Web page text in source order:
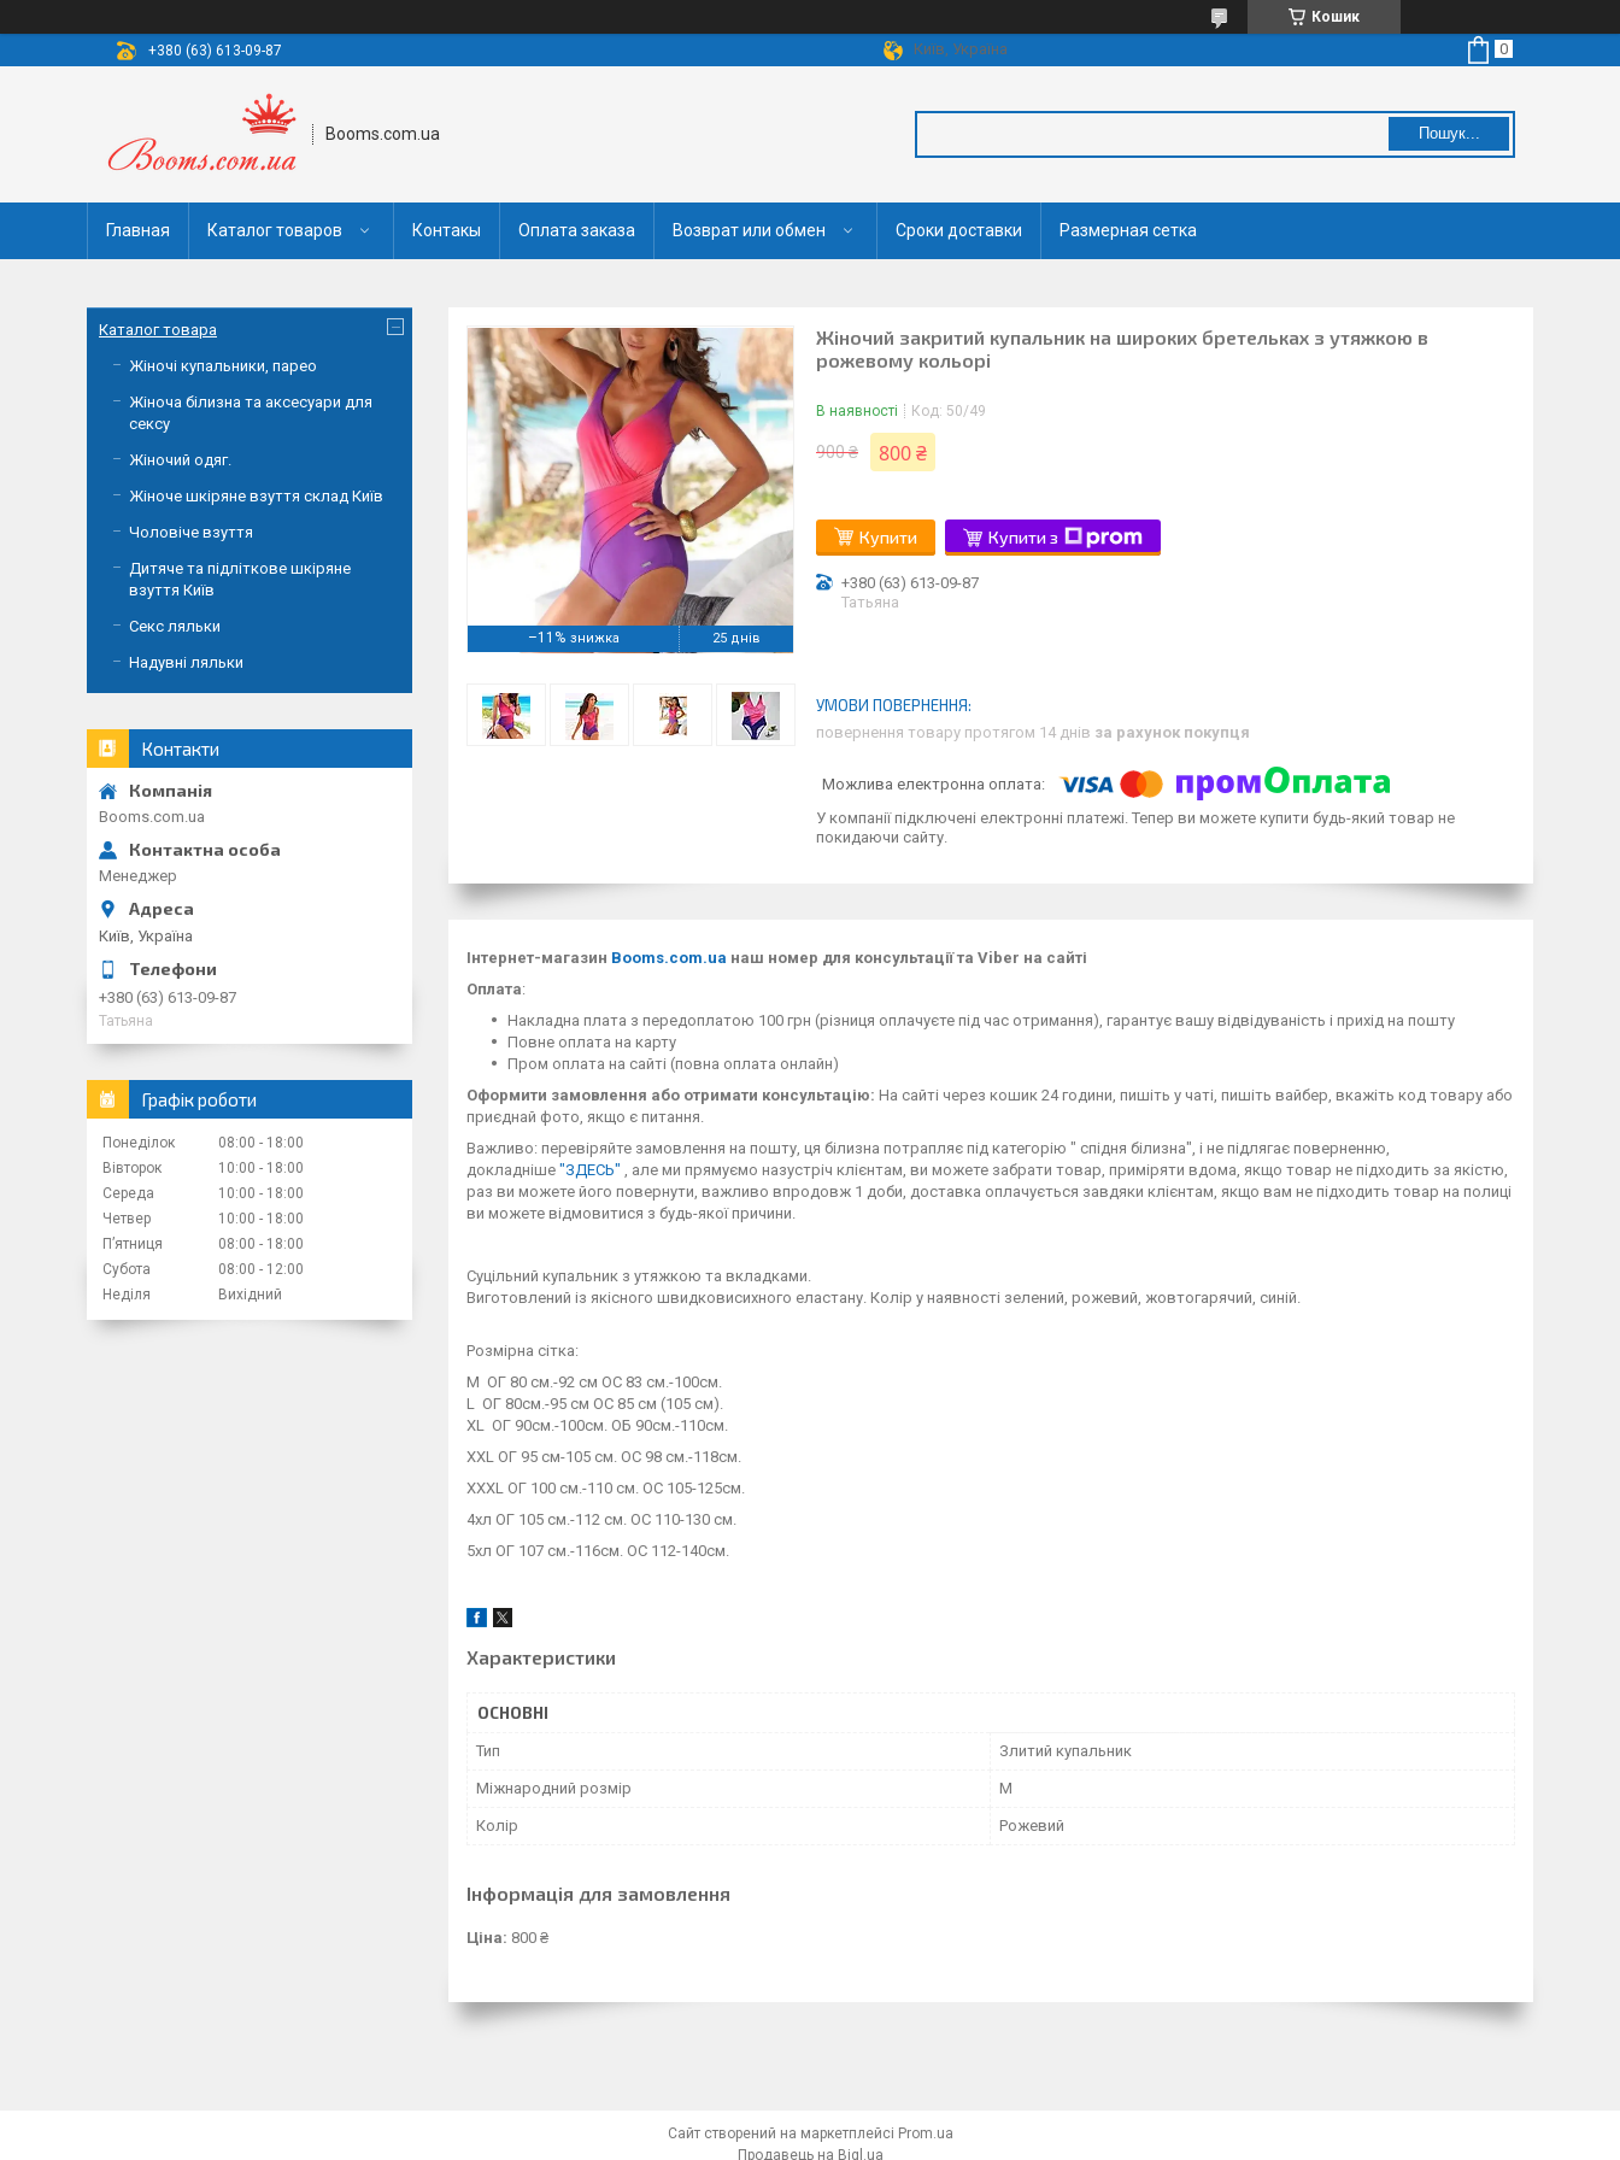
Кошик
+380 (63) 613-09-87
Київ, Україна
Booms.com.ua Пошук...
Главная Каталог товаров Контакы Оплата заказа Возврат или обмен Сроки доставки Размерная сетка
–11% 25 днів
Жіночий закритий купальник на широких бретельках з утяжкою в
рожевому кольорі
В наявності Код: 50/49
900 ₴ 800 ₴
Купити Купити з
+380 (63) 613-09-87
Татьяна
повернення товару протягом 14 днів за рахунок покупця
У компанії підключені електронні платежі. Тепер ви можете купити будь-який товар не
покидаючи сайту.
Інтернет-магазин Booms.com.ua наш номер для консультації та Viber на сайті
Оплата:
Накладна плата з передоплатою 100 грн (різниця оплачуєте під час отримання), гарантує вашу відвідуваність і прихід на пошту
Повне оплата на карту
Пром оплата на сайті (повна оплата онлайн)
Оформити замовлення або отримати консультацію: На сайті через кошик 24 години, пишіть у чаті, пишіть вайбер, вкажіть код товару або
приєднай фото, якщо є питання.
Важливо: перевіряйте замовлення на пошту, ця білизна потрапляє під категорію " спідня білизна", і не підлягає поверненню,
докладніше "ЗДЕСЬ" , але ми прямуємо назустріч клієнтам, ви можете забрати товар, приміряти вдома, якщо товар не підходить за якістю,
раз ви можете його повернути, важливо впродовж 1 доби, доставка оплачується завдяки клієнтам, якщо вам не підходить товар на полиці
ви можете відмовитися з будь-якої причини.
Суцільний купальник з утяжкою та вкладками.
Виготовлений із якісного швидковисихного еластану. Колір у наявності зелений, рожевий, жовтогарячий, синій.
Розмірна сітка:
М ОГ 80 см.-92 см ОС 83 см.-100см.
L ОГ 80см.-95 см ОС 85 см (105 см).
XL ОГ 90см.-100см. ОБ 90см.-110см.
XXL ОГ 95 см-105 см. ОС 98 см.-118см.
XXXL ОГ 100 см.-110 см. ОС 105-125см.
4хл ОГ 105 см.-112 см. ОС 110-130 см.
5хл ОГ 107 см.-116см. ОС 112-140см.
Характеристики
ОСНОВНІ
Тип Злитий купальник
Міжнародний розмір M
Колір Рожевий
Інформація для замовлення
Ціна: 800 ₴
Каталог товара
Жіночі купальники, парео
Жіноча білизна та аксесуари для
сексу
Жіночий одяг.
Жіноче шкіряне взуття склад Київ
Чоловіче взуття
Дитяче та підліткове шкіряне
взуття Київ
Секс ляльки
Надувні ляльки
Контакти
Booms.com.ua
Менеджер
Київ, Україна
+380 (63) 613-09-87
Татьяна
Графік роботи
Понеділок 08:00
18:00
Вівторок
10:00
18:00
Середа
10:00
18:00
Четвер
10:00
18:00
Пʼятниця
08:00
18:00
Субота
08:00
12:00
Неділя
Вихідний
Сайт створений на маркетплейсі Prom.ua
Продавець на Bigl.ua